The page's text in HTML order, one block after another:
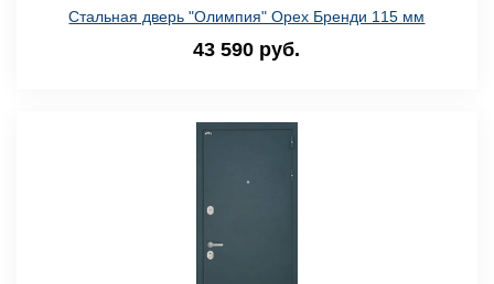
Стальная дверь "Олимпия" Орех Бренди 115 мм
43 590 руб.